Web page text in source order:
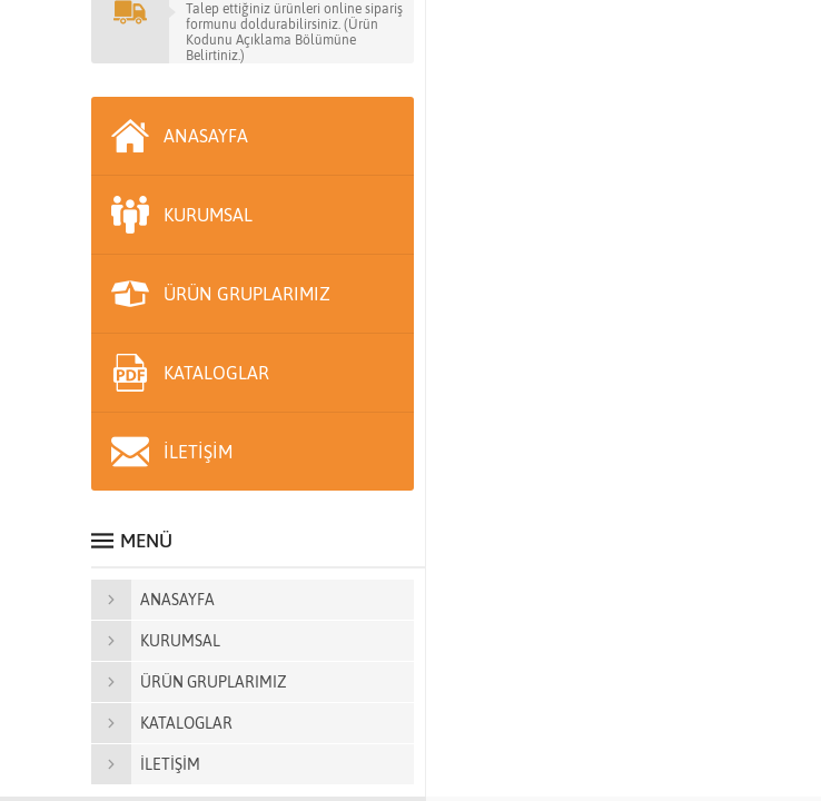
Talep ettiğiniz ürünleri online sipariş
formunu doldurabilirsiniz. (Ürün
Kodunu Açıklama Bölümüne
Belirtiniz.)
ANASAYFA
KURUMSAL
ÜRÜN GRUPLARIMIZ
KATALOGLAR
İLETİŞİM
MENÜ
ANASAYFA
KURUMSAL
ÜRÜN GRUPLARIMIZ
KATALOGLAR
İLETİŞİM